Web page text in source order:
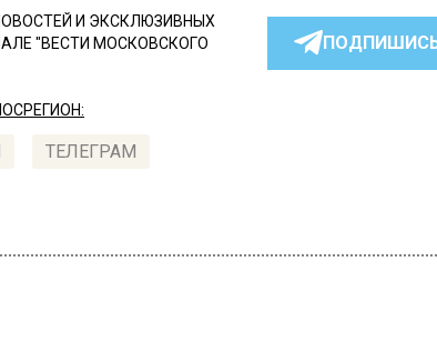
И ЭКСКЛЮЗИВНЫХ
"ВЕСТИ МОСКОВСКОГО
ТЕЛЕГРАМ